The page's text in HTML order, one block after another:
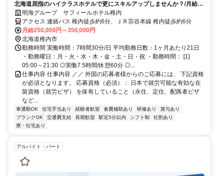
北海道屈指のハイクラスホテルで更にスキルアップしませんか？/月給25
万円～◎昇給・賞与あり◎
明海グループ サフィールホテル稚内
アクセス 連絡バス 稚内徒歩約6分、ＪＲ宗谷本線 稚内徒歩約6分
月給250,000円～350,000円
北海道稚内市
勤務時間 実働時間：7時間30分/日 平均勤務日数：1ヶ月あたり21日
・勤務曜日：月・火・水・木・金・土・日・祝 ・勤務時間： [1]
05:00～21:30 ◎実働7.5時間/休憩60分 ◎...
仕事内容 仕事内容 ／／ 外国の応募者様からのご応募には、 下記資格
が必須となります。 応募資格（必須）： 日本で就労可能な有効な在
留資格（就労ビザ） を保有していること（永住、定住、配偶者ビザ
など...
車通勤OK 住宅手当あり 経験者歓迎 食費補助あり 研修あり
賞与あり
ブランクOK
交通費支給 長期歓迎 駅近5分以内 シフト制
社割あり
寮・社宅あり
アルバイト・パート